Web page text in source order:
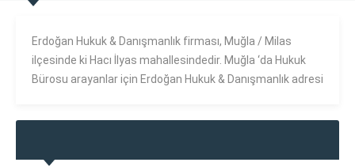
Erdoğan Hukuk & Danışmanlık firması, Muğla / Milas
ilçesinde ki Hacı İlyas mahallesindedir. Muğla ‘da Hukuk
Bürosu arayanlar için Erdoğan Hukuk & Danışmanlık adresi